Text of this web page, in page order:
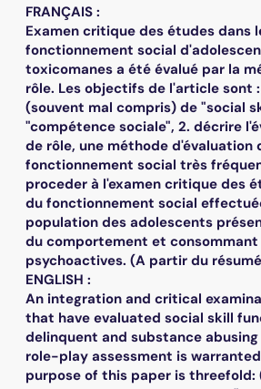
FRANÇAIS :
Examen critique des études dans
fonctionnement social
toxicomanes a été évalué par la
rôle. Les objectifs de l'article sont
(souvent mal compris) de "social
"compétence sociale", 2. décrire
de rôle, une méthode d'évaluation
fonctionnement social très
proceder à l'examen critique des
du fonctionnement social
population des adolescents
du comportement et
psychoactives. (A partir du
ENGLISH :
An integration and critical
that have evaluated social skill
delinquent and substance
role-play assessment is
purpose of this paper is threefold: